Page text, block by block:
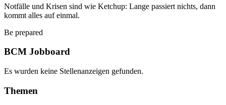
Notfälle und Krisen sind wie Ketchup: Lange passiert nichts, dann
kommt alles auf einmal.
Be prepared
BCM Jobboard
Es wurden keine Stellenanzeigen gefunden.
Themen